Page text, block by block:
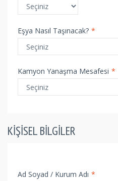
Eşya Nasıl Taşınacak? *
Kamyon Yanaşma Mesafesi *
KIŞISEL BILGILER
Ad Soyad / Kurum Adı *